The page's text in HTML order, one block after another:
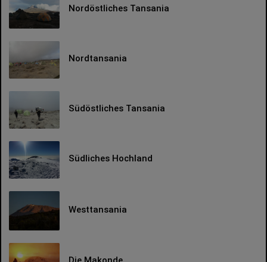
Nordöstliches Tansania
Nordtansania
Südöstliches Tansania
Südliches Hochland
Westtansania